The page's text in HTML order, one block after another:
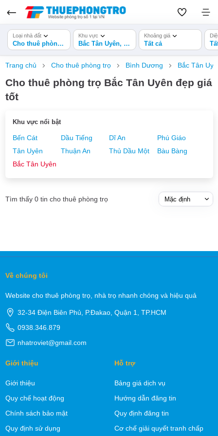
Loại nhà đất
Cho thuê phòng trọ
Khu vực
Bắc Tân Uyên, Bình Dương
Khoảng giá
Tất cả
Trang chủ Cho thuê phòng trọ Bình Dương Bắc Tân
Cho thuê phòng trọ Bắc Tân Uyên đẹp giá
tốt
Khu vực nổi bật
Bến Cát Dầu Tiếng Dĩ An
Phú Giáo
Tân Uyên
Thuận An Thủ Dầu Một
Bàu Bàng
Bắc Tân Uyên
Tìm thấy 0 tin cho thuê phòng trọ
Về chúng tôi
Website cho thuê phòng trọ, nhà trọ nhanh chóng và hiệu quả
32-34 Điện Biên Phủ, P.Đakao, Quận 1, TP.HCM
0938.346.879
nhatroviet@gmail.com
Giới thiệu
Giới thiệu
Quy chế hoạt động
Chính sách bảo mật
Quy định sử dụng
Hỗ trợ
Bảng giá dịch vụ
Hướng dẫn đăng tin
Quy định đăng tin
Cơ chế giải quyết tranh chấp